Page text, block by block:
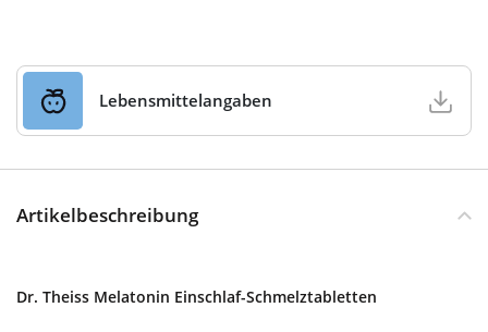
Lebensmittelangaben
Artikelbeschreibung
Dr. Theiss Melatonin Einschlaf-Schmelztabletten